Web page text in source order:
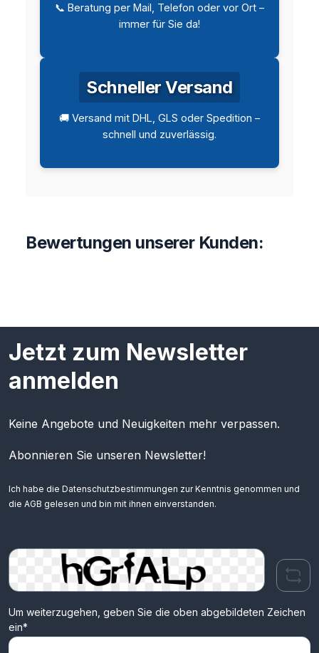
📞 Beratung per Mail, Telefon oder vor Ort –
immer für Sie da!
Schneller Versand
🚚 Versand mit DHL, GLS oder Spedition –
schnell und zuverlässig.
Bewertungen unserer Kunden:
Jetzt zum Newsletter
anmelden
Keine Angebote und Neuigkeiten mehr verpassen.
Abonnieren Sie unseren Newsletter!
Ich habe die Datenschutzbestimmungen zur Kenntnis genommen und
die AGB gelesen und bin mit ihnen einverstanden.
Um weiterzugehen, geben Sie die oben abgebildeten Zeichen
ein*